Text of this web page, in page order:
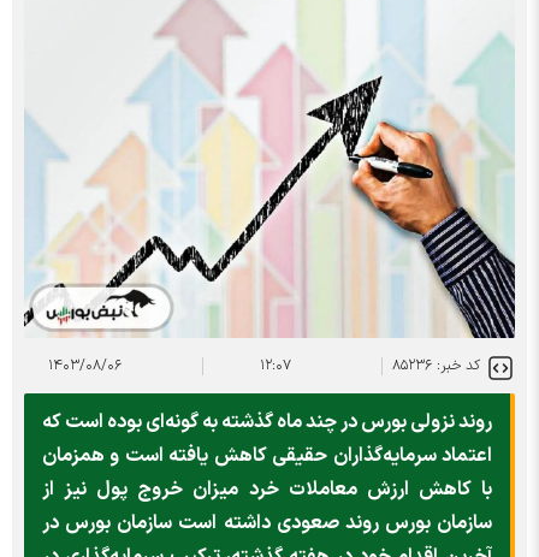
کد خبر: ۸۵۲۳۶ ۱۲:۰۷ ۱۴۰۳/۰۸/۰۶
روند نزولی بورس در چند ماه گذشته به گونه‌ای بوده است که
اعتماد سرمایه‌گذاران حقیقی کاهش یافته است و همزمان
با کاهش ارزش معاملات خرد میزان خروج پول نیز از
سازمان بورس روند صعودی داشته است سازمان بورس در